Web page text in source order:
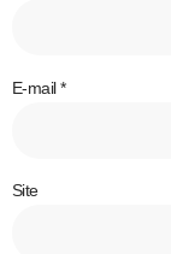
E-mail*
Site